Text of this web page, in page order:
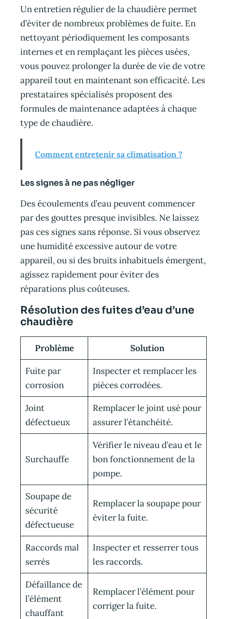
Un entretien régulier de la chaudière permet
d’éviter de nombreux problèmes de fuite. En
nettoyant périodiquement les composants
internes et en remplaçant les pièces usées,
vous pouvez prolonger la durée de vie de votre
appareil tout en maintenant son efficacité. Les
prestataires spécialisés proposent des
formules de maintenance adaptées à chaque
type de chaudière.
Comment entretenir sa climatisation ?
Les signes à ne pas négliger
Des écoulements d’eau peuvent commencer
par des gouttes presque invisibles. Ne laissez
pas ces signes sans réponse. Si vous observez
une humidité excessive autour de votre
appareil, ou si des bruits inhabituels émergent,
agissez rapidement pour éviter des
réparations plus coûteuses.
Résolution des fuites d’eau d’une
chaudière
Problème Solution
Fuite par
corrosion
Inspecter et remplacer les
pièces corrodées.
Joint
défectueux
Remplacer le joint usé pour
assurer l’étanchéité.
Surchauffe
Vérifier le niveau d’eau et le
bon fonctionnement de la
pompe.
Soupape de
sécurité
défectueuse
Remplacer la soupape pour
éviter la fuite.
Raccords mal
serrés
Inspecter et resserrer tous
les raccords.
Défaillance de
l’élément
chauffant
Remplacer l’élément pour
corriger la fuite.